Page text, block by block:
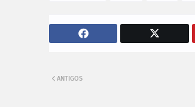
ANTIGOS